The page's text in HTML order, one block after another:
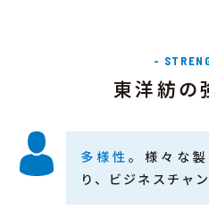
-
東洋紡の
多様性。様々な
り、ビジネスチャ